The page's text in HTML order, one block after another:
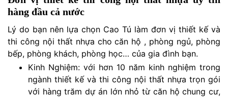
hàng đầu cả nước
Lý do bạn nên lựa chọn Cao Tú làm đơn vị thiết kế và
thi công nội thất nhựa cho căn hộ , phòng ngủ, phòng
bếp, phòng khách, phòng học… của gia đình bạn.
Kinh Nghiệm: với hơn 10 năm kinh nghiệm trong
ngành thiết kế và thi công nội thất nhựa trọn gói
với hàng trăm dự án lớn nhỏ từ căn hộ chung cư,